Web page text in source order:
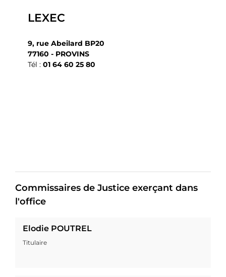
LEXEC
9, rue Abeilard BP20
77160 - PROVINS
Tél : 01 64 60 25 80
Commissaires de Justice exerçant dans
l'office
Elodie POUTREL
Titulaire